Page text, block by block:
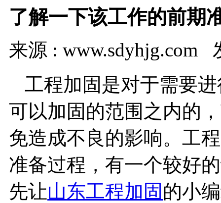
了解一下该工作的前期
来源 : www.sdyhjg.com
工程加固是对于需要
可以加固的范围之内的
免造成不良的影响。工
准备过程，有一个较好
先让山东工程加固的小